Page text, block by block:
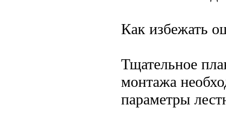
Как избежать
Тщательное
монтажа
параметры